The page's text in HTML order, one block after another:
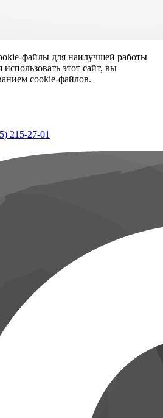
файлы для наилучшей работы
этот сайт, вы
cookie-файлов.
215-27-01